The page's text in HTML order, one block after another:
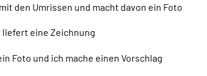
den Umrissen und macht davon ein Foto
liefert eine Zeichnung
Foto und ich mache einen Vorschlag